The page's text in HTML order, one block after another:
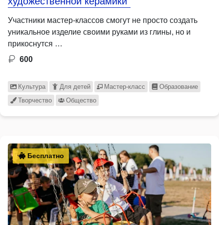
Участники мастер-классов смогут не просто создать
уникальное изделие своими руками из глины, но и
прикоснутся …
600
Культура Для детей Мастер-класс
Образование
Творчество
Общество
Бесплатно